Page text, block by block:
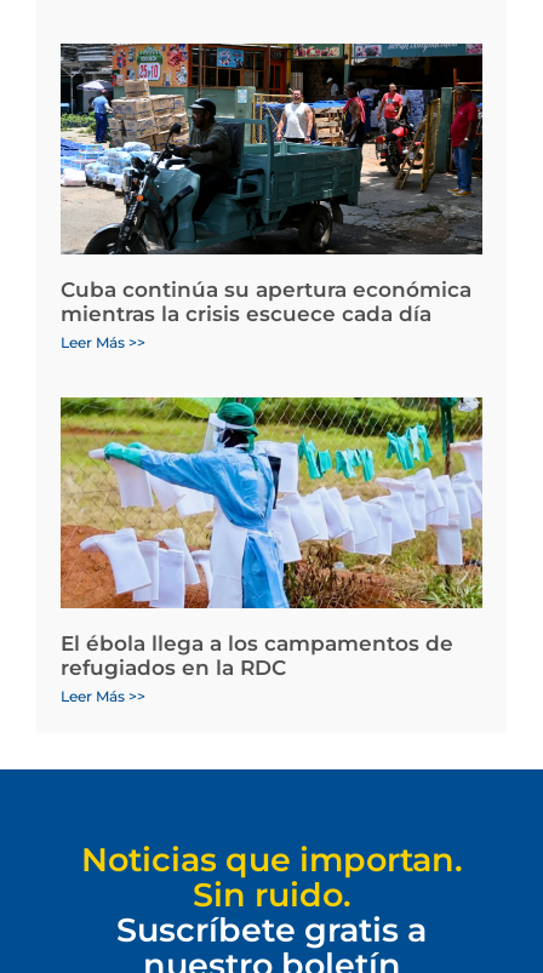
Cuba continúa su apertura económica
mientras la crisis escuece cada día
Leer Más >>
El ébola llega a los campamentos de
refugiados en la RDC
Leer Más >>
Noticias que importan.
Sin ruido.
Suscríbete gratis a